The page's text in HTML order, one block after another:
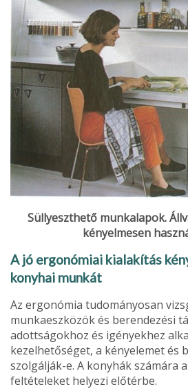
Süllyeszthető munkalapok.
kényelmesen
A jó ergonómiai kialakítás
konyhai munkát
Az ergonómia tudományosan
munkaeszkö­zök és berendezési
adottságokhoz és igényekhez
kezelhetőséget, a kényelemet és
szolgálják-e. A konyhák számára
feltételeket helyezi előtérbe.